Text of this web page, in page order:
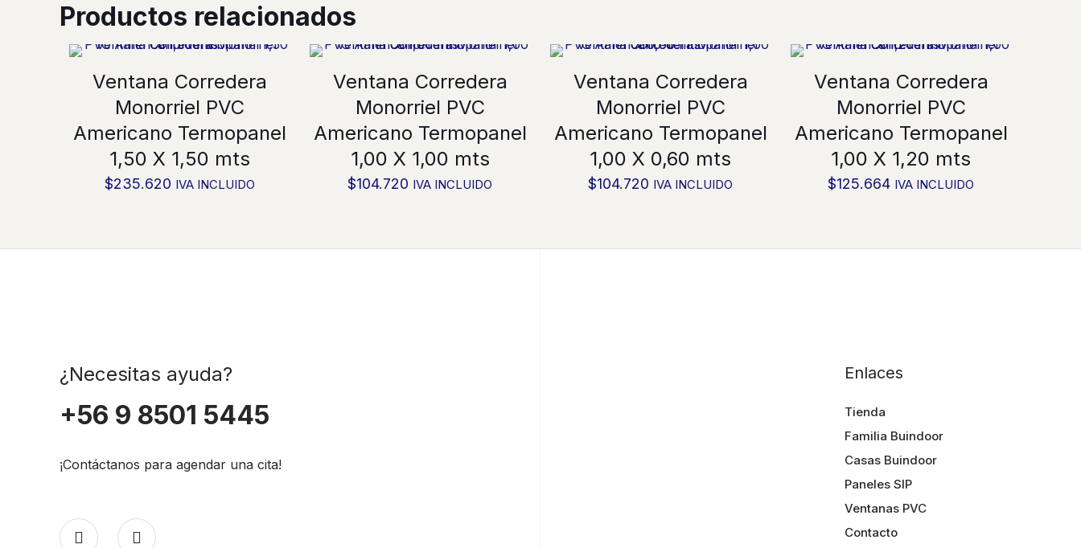
1,20
cantidad
Productos relacionados
Ventana Corredera
Monorriel PVC
Americano Termopanel
1,50 X 1,50 mts
$235.620 IVA INCLUIDO
Ventana Corredera
Monorriel PVC
Americano Termopanel
1,00 X 1,00 mts
$104.720 IVA INCLUIDO
Ventana Corredera
Monorriel PVC
Americano Termopanel
1,00 X 0,60 mts
$104.720 IVA INCLUIDO
Ventana Corredera
Monorriel PVC
Americano Termopanel
1,00 X 1,20 mts
$125.664 IVA INCLUIDO
¿Necesitas ayuda?
+56 9 8501 5445
¡Contáctanos para agendar una cita!
Enlaces
Tienda
Familia Buindoor
Casas Buindoor
Paneles SIP
Ventanas PVC
Contacto